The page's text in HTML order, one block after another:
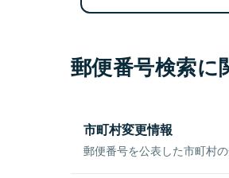
郵便番号検索に
市町村変更情報
郵便番号を公表した市町村